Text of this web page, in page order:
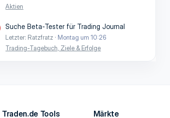
Aktien
Suche Beta-Tester für Trading Journal
Letzter: Ratzfratz
Montag um 10:26
Trading-Tagebuch, Ziele & Erfolge
Traden.de Tools Märkte